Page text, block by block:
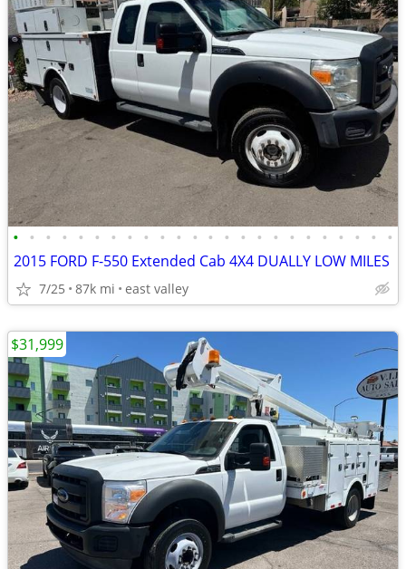
• • • • • • • • • • • • • • • • • • • • • • • •
2015 FORD F-550 Extended Cab 4X4 DUALLY LOW MILES
7/25 87k mi east valley
$31,999